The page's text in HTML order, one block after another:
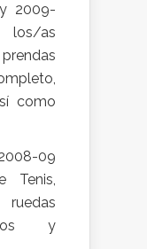
2009-
as
como
09
Tenis,
y